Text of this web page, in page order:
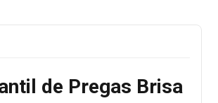
de Pregas Brisa